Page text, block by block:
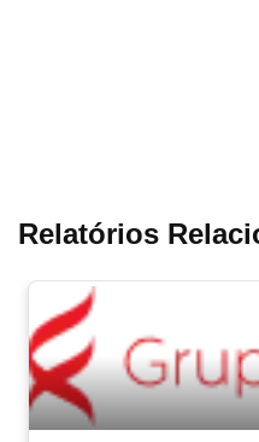
Relatórios